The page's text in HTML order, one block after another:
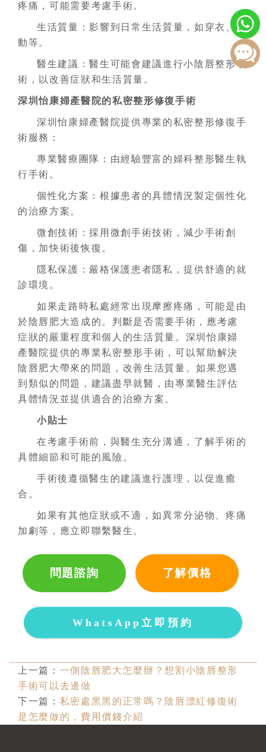
疼痛，可能需要考慮手術。
生活質量：影響到日常生活質量，如穿衣、運
動等。
醫生建議：醫生可能會建議進行小陰唇整形手
術，以改善症狀和生活質量。
深圳怡康婦產醫院的私密整形修復手術
深圳怡康婦產醫院提供專業的私密整形修復手
術服務：
專業醫療團隊：由經驗豐富的婦科整形醫生執
行手術。
個性化方案：根據患者的具體情況製定個性化
的治療方案。
微創技術：採用微創手術技術，減少手術創
傷，加快術後恢復。
隱私保護：嚴格保護患者隱私，提供舒適的就
診環境。
如果走路時私處經常出現摩擦疼痛，可能是由
於陰唇肥大造成的。判斷是否需要手術，應考慮
症狀的嚴重程度和個人的生活質量。深圳怡康婦
產醫院提供的專業私密整形手術，可以幫助解決
陰唇肥大帶來的問題，改善生活質量。如果您遇
到類似的問題，建議盡早就醫，由專業醫生評估
具體情況並提供適合的治療方案。
小貼士
在考慮手術前，與醫生充分溝通，了解手術的
具體細節和可能的風險。
手術後遵循醫生的建議進行護理，以促進癒
合。
如果有其他症狀或不適，如異常分泌物、疼痛
加劇等，應立即聯繫醫生。
問題諮詢 了解價格
WhatsApp立即預約
上一篇： 一側陰唇肥大怎麼辦？想割小陰唇整形
手術可以去邊做
下一篇： 私密處黑黑的正常嗎？陰唇漂紅修復術
是怎麼做的，費用價錢介紹